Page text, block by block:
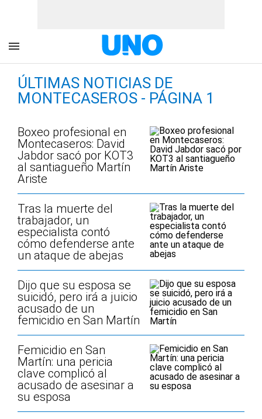
ÚLTIMAS NOTICIAS DE
MONTECASEROS - PÁGINA 1
Boxeo profesional en
Montecaseros: David
Jabdor sacó por KOT3
al santiagueño Martín
Ariste
Tras la muerte del
trabajador, un
especialista contó
cómo defenderse ante
un ataque de abejas
Dijo que su esposa se
suicidó, pero irá a juicio
acusado de un
femicidio en San Martín
Femicidio en San
Martín: una pericia
clave complicó al
acusado de asesinar a
su esposa